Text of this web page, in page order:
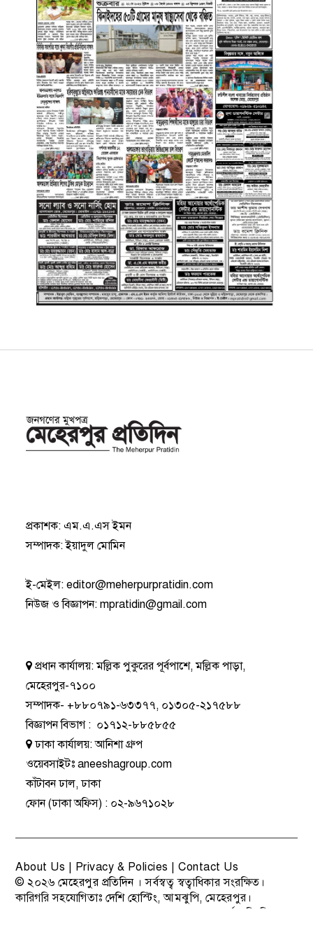
প্রকাশক: এম.এ.এস ইমন
সম্পাদক: ইয়াদুল মোমিন
ই-মেইল:editor@meherpurpratidin.com
নিউজ ও বিজ্ঞাপন:mpratidin@gmail.com
প্রধান কার্যালয়:মল্লিক পুকুরের পূর্বপাশে, মল্লিক পাড়া,
মেহেরপুর-৭১০০
সম্পাদক- +৮৮০৭৯১-৬৩৩৭৭, ০১৩০৫-২১৭৫৮৮
বিজ্ঞাপন বিভাগ: ০১৭১২-৮৮৫৮৫৫
ঢাকা কার্যালয়:আনিশা গ্রুপ
ওয়েবসাইটঃaneeshagroup.com
কাঁটাবন ঢাল, ঢাকা
ফোন(ঢাকা অফিস) : ০২-৯৬৭১০২৮
About Us | Privacy & Policies |Contact Us
© ২০২৬ মেহেরপুর প্রতিদিন । সর্বস্বত্ব স্বত্বাধিকার সংরক্ষিত।
কারিগরি সহযোগিতাঃ দেশি হোস্টিং, আমঝুপি, মেহেরপুর।
বাংলাদেশ সরকারের 'তথ্য ও সম্প্রচার মন্ত্রণালয়' কর্তৃক নিবন্ধিত ও